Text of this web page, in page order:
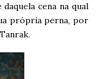
cena na qual
própria perna, por